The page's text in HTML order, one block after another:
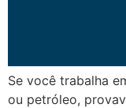
Se você trabalha
ou petróleo,